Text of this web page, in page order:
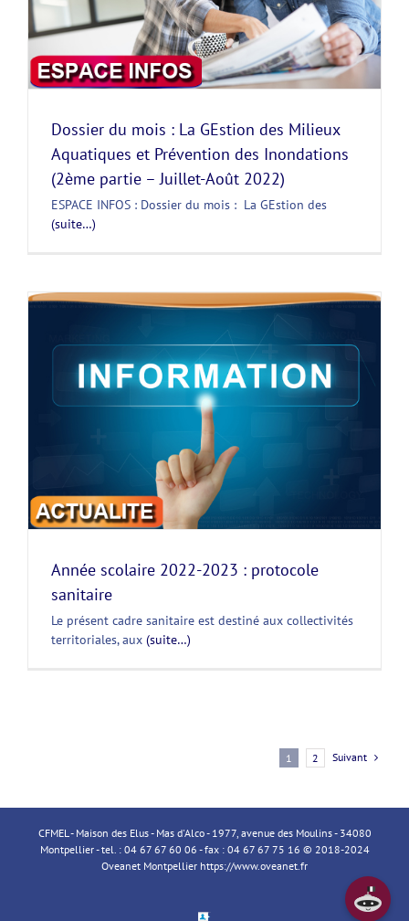
Dossier du mois : La GEstion des Milieux
Aquatiques et Prévention des Inondations
(2ème partie – Juillet-Août 2022)
ESPACE INFOS : Dossier du mois : La GEstion des
(suite…)
Année scolaire 2022-2023 : protocole
sanitaire
Le présent cadre sanitaire est destiné aux collectivités
territoriales, aux (suite…)
1 2 Suivant
CFMEL - Maison des Elus - Mas d'Alco - 1977, avenue des Moulins - 34080
Montpellier - tel. : 04 67 67 60 06 - fax : 04 67 67 75 16 © 2018-2024
Oveanet Montpellier https://www.oveanet.fr
Espace